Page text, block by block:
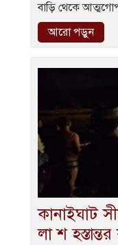
বাড়ি থেকে
আরো পড়ুন
কানাইঘাট
লা শ